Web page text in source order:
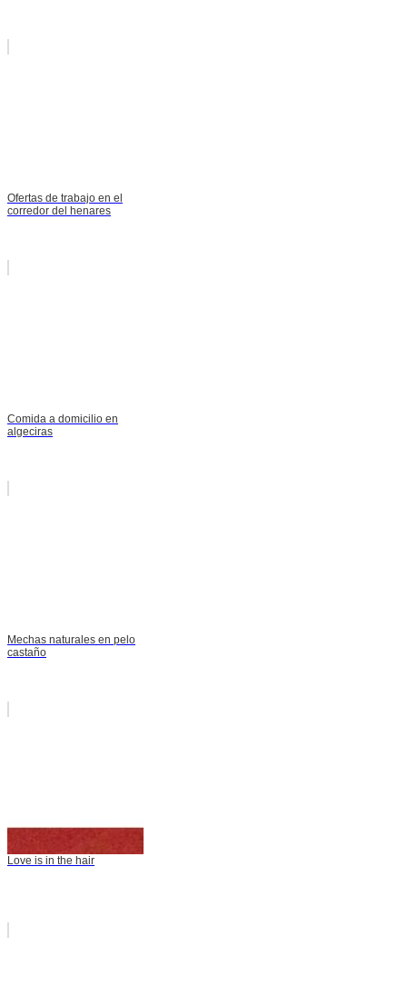
Ofertas de trabajo en el
corredor del henares
Comida a domicilio en
algeciras
Mechas naturales en pelo
castaño
Love is in the hair